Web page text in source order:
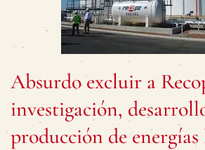
Absurdo excluir a
investigación,
producción de